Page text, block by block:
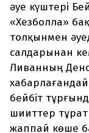
әуе күштері
«Хезболла»
толқынмен
салдарынан
Ливанның
бейбіт
шииттер
жаппай көше